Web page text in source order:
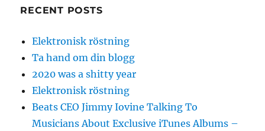
RECENT POSTS
Elektronisk röstning
Ta hand om din blogg
2020 was a shitty year
Elektronisk röstning
Beats CEO Jimmy Iovine Talking To
Musicians About Exclusive iTunes Albums –